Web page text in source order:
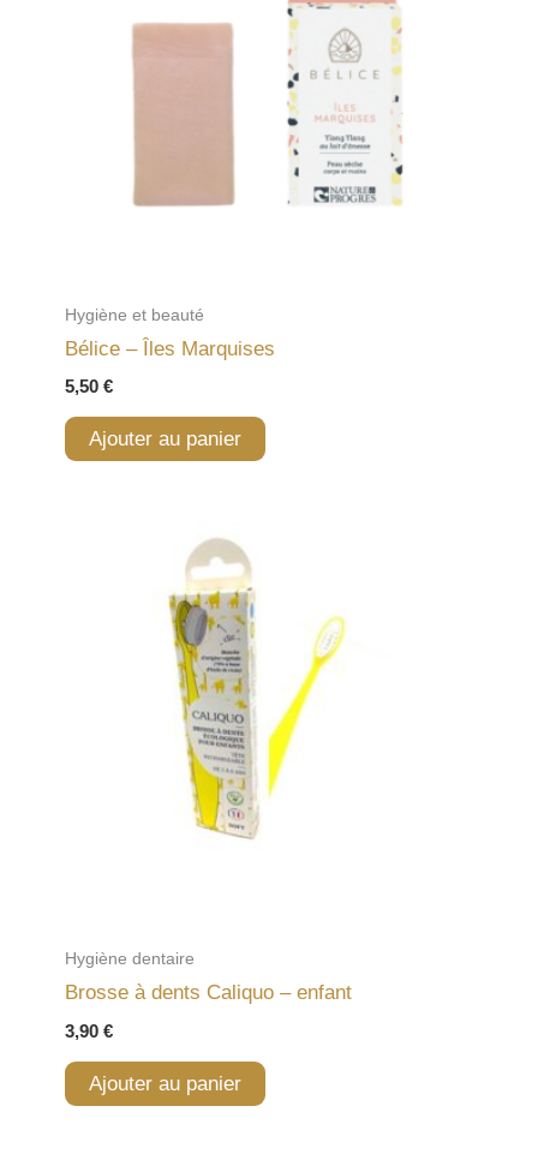
Hygiène et beauté
Bélice – Îles Marquises
5,50 €
Ajouter au panier
Hygiène dentaire
Brosse à dents Caliquo – enfant
3,90 €
Ajouter au panier